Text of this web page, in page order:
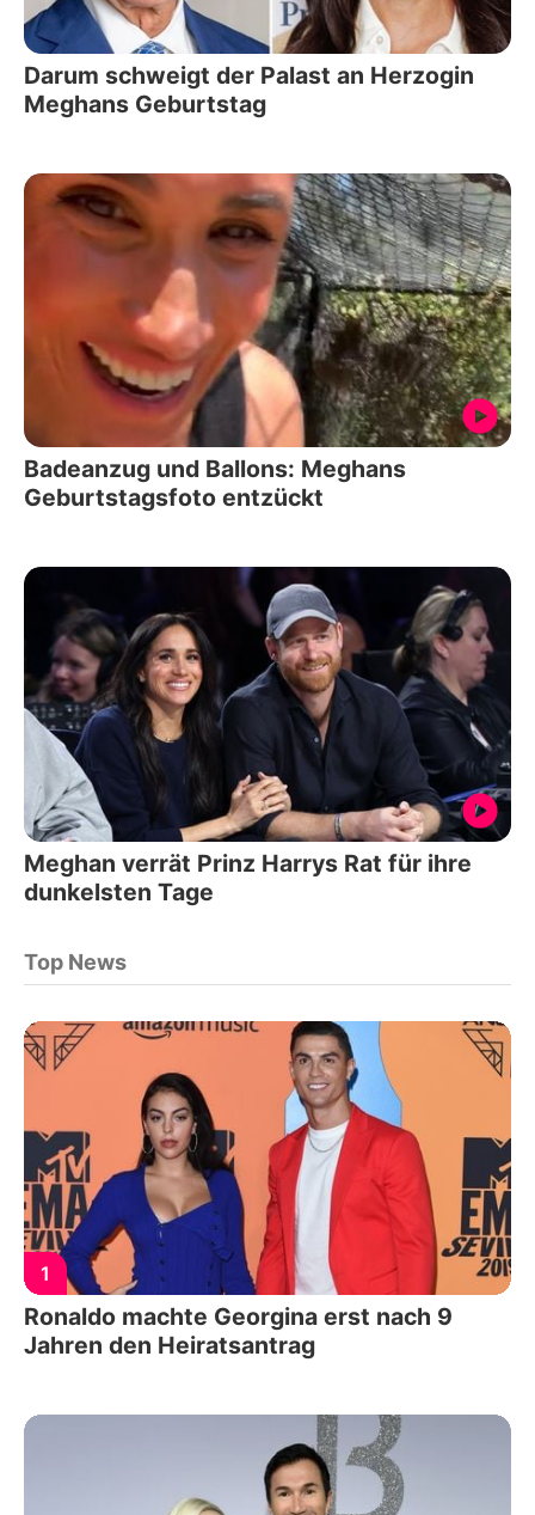
Darum schweigt der Palast an Herzogin
Meghans Geburtstag
Badeanzug und Ballons: Meghans
Geburtstagsfoto entzückt
Meghan verrät Prinz Harrys Rat für ihre
dunkelsten Tage
Top News
1
Ronaldo machte Georgina erst nach 9
Jahren den Heiratsantrag